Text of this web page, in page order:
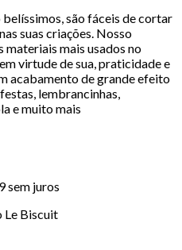
belíssimos, são fáceis de cortar
suas criações. Nosso
materiais mais usados no
virtude de sua, praticidade e
acabamento de grande efeito
lembrancinhas,
e muito mais
sem juros
Le Biscuit